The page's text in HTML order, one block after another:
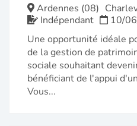
Ardennes (08)
Indépendant
10/
Une opportunité idéale
de la gestion de
sociale souhaitant
bénéficiant de l'appui
Vous...